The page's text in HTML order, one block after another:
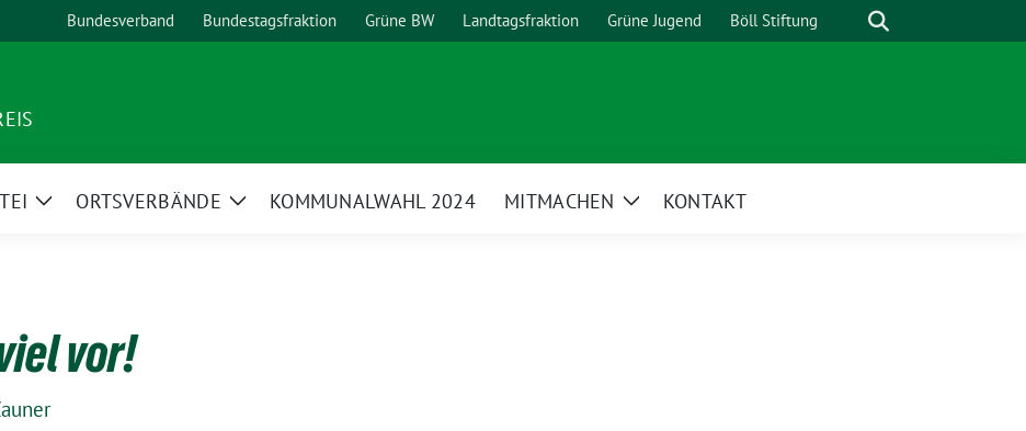
Bundesverband Bundestagsfraktion Grüne BW Landtagsfraktion Grüne Jugend Böll Stiftung Suche
ZeigeORTSVERBÄNDE
ZeigeKOMMUNALWAHL 2024 MITMACHEN
ZeigeKONTAKT
vor!